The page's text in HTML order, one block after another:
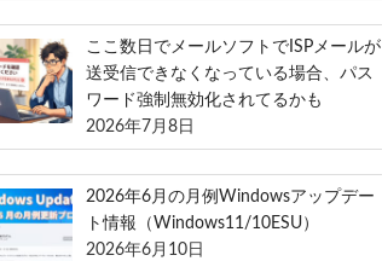
ここ数日でメールソフトでISPメールが
送受信できなくなっている場合、パス
ワード強制無効化されてるかも
2026年7月8日
2026年6月の月例Windowsアップデー
ト情報（Windows11/10ESU）
2026年6月10日